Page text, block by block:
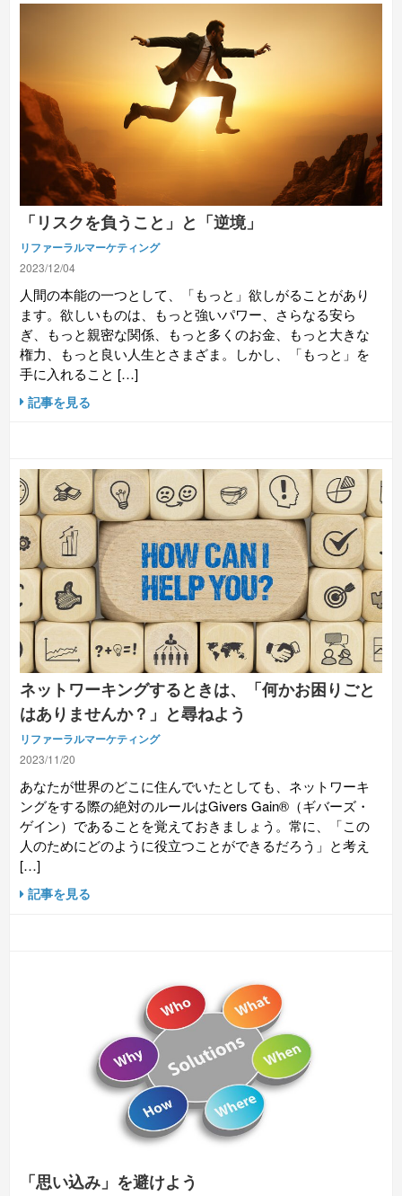
「リスクを負うこと」と「逆境」
リファーラルマーケティング
2023/12/04
人間の本能の一つとして、「もっと」欲しがることがあり
ます。欲しいものは、もっと強いパワー、さらなる安ら
ぎ、もっと親密な関係、もっと多くのお金、もっと大きな
権力、もっと良い人生とさまざま。しかし、「もっと」を
手に入れること […]
記事を見る
ネットワーキングするときは、「何かお困りごと
はありませんか？」と尋ねよう
リファーラルマーケティング
2023/11/20
あなたが世界のどこに住んでいたとしても、ネットワーキ
ングをする際の絶対のルールはGivers Gain®（ギバーズ・
ゲイン）であることを覚えておきましょう。常に、「この
人のためにどのように役立つことができるだろう」と考え
[…]
記事を見る
「思い込み」を避けよう